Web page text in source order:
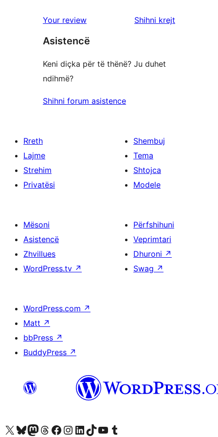
yje
2
yje
me
1
Your review Shihni krejt
Asistencë
Keni diçka për të thënë? Ju duhet
ndihmë?
Shihni forum asistence
Rreth
Lajme
Strehim
Privatësi
Shembuj
Tema
Shtojca
Modele
Mësoni
Asistencë
Zhvillues
WordPress.tv ↗
Përfshihuni
Veprimtari
Dhuroni ↗
Swag ↗
WordPress.com ↗
Matt ↗
bbPress ↗
BuddyPress ↗
Vizitoni llogarinë tonë X (ish Twitter)
Vizitoni llogarinë tonë Bluesky
Vizitoni llogarinë tonë Mastodon
Vizitoni llogarinë tonë Threads
Vizitoni faqen tonë në Facebook
Vizitoni llogarinë tonë Instagram
Vizitoni llogarinë tonë LinkedIn
Vizitoni llogarinë tonë TikTok
Vizitoni kanalin tonë YouTube
Vizitoni llogarinë tonë Tumblr